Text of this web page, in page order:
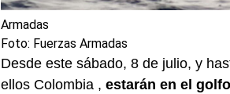
Armadas
Foto: Fuerzas Armadas
Desde este sábado, 8 de julio, y
ellos Colombia , estarán en el